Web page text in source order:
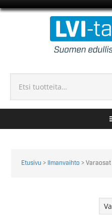
Etusivu > Ilmanvaihto >